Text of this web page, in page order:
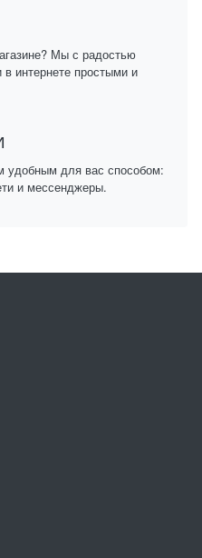
Мы с радостью
в интернете простыми и
для вас способом:
и мессенджеры.